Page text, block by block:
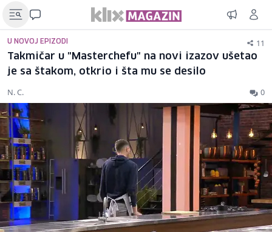
U NOVOJ EPIZODI 11
Takmičar u "Masterchefu" na novi izazov ušetao
je sa štakom, otkrio i šta mu se desilo
N. C. 0